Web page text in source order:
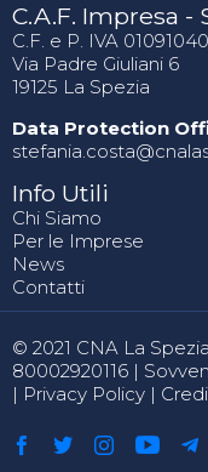
C.A.F. Impresa -
C.F. e P. IVA
Via Padre Giuliani 6
19125 La Spezia
Data Protection
Info Utili
Chi Siamo
Per le Imprese
News
Contatti
© 2021 CNA La
80002920116 |
| Privacy Policy |